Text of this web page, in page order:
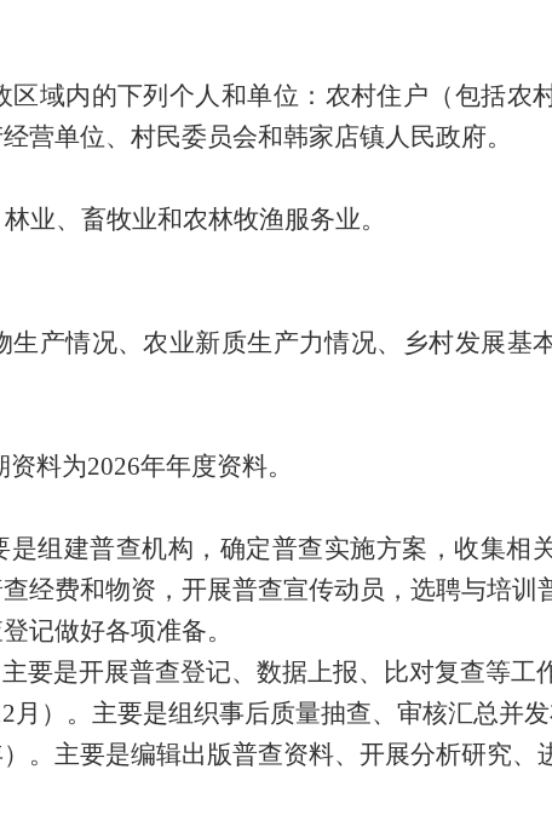
区域内的下列个人和单位：农村住户（包括农
营单位、村民委员会和韩家店镇人民政府。
业、畜牧业和农林牧渔服务业。
产情况、农业新质生产力情况、乡村发展基
料为2026年年度资料。
是组建普查机构，确定普查实施方案，收集相
经费和物资，开展普查宣传动员，选聘与培训
记做好各项准备。
要是开展普查登记、数据上报、比对复查等工
月）。主要是组织事后质量抽查、审核汇总并发
。主要是编辑出版普查资料、开展分析研究、